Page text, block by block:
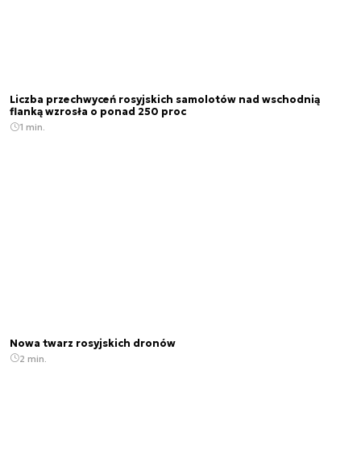
Liczba przechwyceń rosyjskich samolotów nad wschodnią
flanką wzrosła o ponad 250 proc
1 min.
Nowa twarz rosyjskich dronów
2 min.